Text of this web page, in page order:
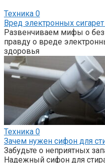
Техника 0
Вред электронных
Развенчиваем мифы о
правду о вреде
здоровья
Техника 0
Зачем нужен сифон для
Забудьте о неприятных
Надежный сифон для